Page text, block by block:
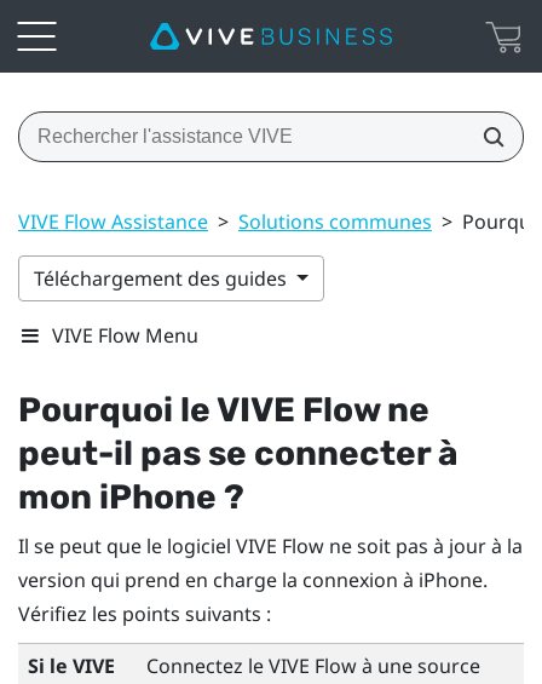
VIVE Flow Assistance > Solutions communes >
Téléchargement des guides
VIVE Flow Menu
Pourquoi leVIVE Flowne
peut-il pas se connecter à
mon iPhone ?
Il se peut que le logiciel VIVE Flow ne soit pas à jour à la
version qui prend en charge la connexion à iPhone.
Vérifiez les points suivants :
Si le VIVE
Connectez leVIVE Flowà une source